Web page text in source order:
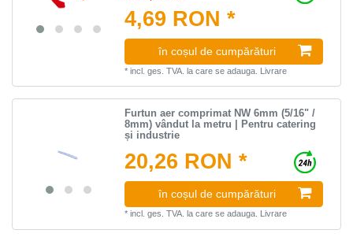
4,69 RON *
în coșul de cumpărături
*incl. ges. TVA. la care se adauga. Livrare
Furtun aer comprimat NW 6mm (5/16" /
8mm) vândut la metru | Pentru catering
și industrie
20,26 RON *
în coșul de cumpărături
*incl. ges. TVA. la care se adauga. Livrare